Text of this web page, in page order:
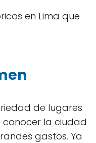
en Lima que
de lugares
la ciudad
gastos. Ya